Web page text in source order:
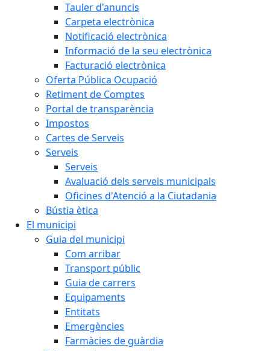
Tauler d'anuncis
Carpeta electrònica
Notificació electrònica
Informació de la seu electrònica
Facturació electrònica
Oferta Pública Ocupació
Retiment de Comptes
Portal de transparència
Impostos
Cartes de Serveis
Serveis
Serveis
Avaluació dels serveis municipals
Oficines d'Atenció a la Ciutadania
Bústia ètica
El municipi
Guia del municipi
Com arribar
Transport públic
Guia de carrers
Equipaments
Entitats
Emergències
Farmàcies de guàrdia